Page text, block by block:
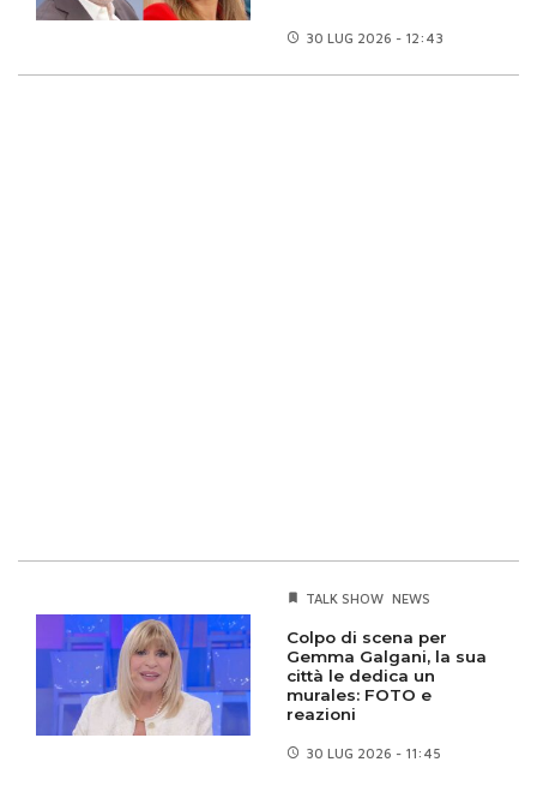
30 LUG 2026 - 12:43
TALK SHOW NEWS
Colpo di scena per
Gemma Galgani, la sua
città le dedica un
murales: FOTO e
reazioni
30 LUG 2026 - 11:45